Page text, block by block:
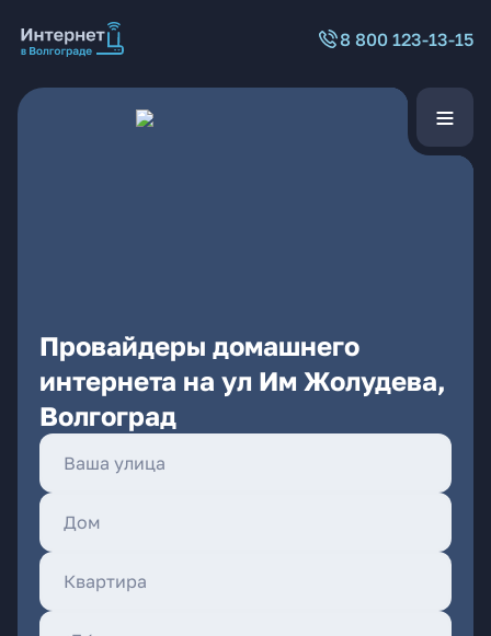
8 800 123-13-15
Провайдеры домашнего
интернета на ул Им Жолудева,
Волгоград